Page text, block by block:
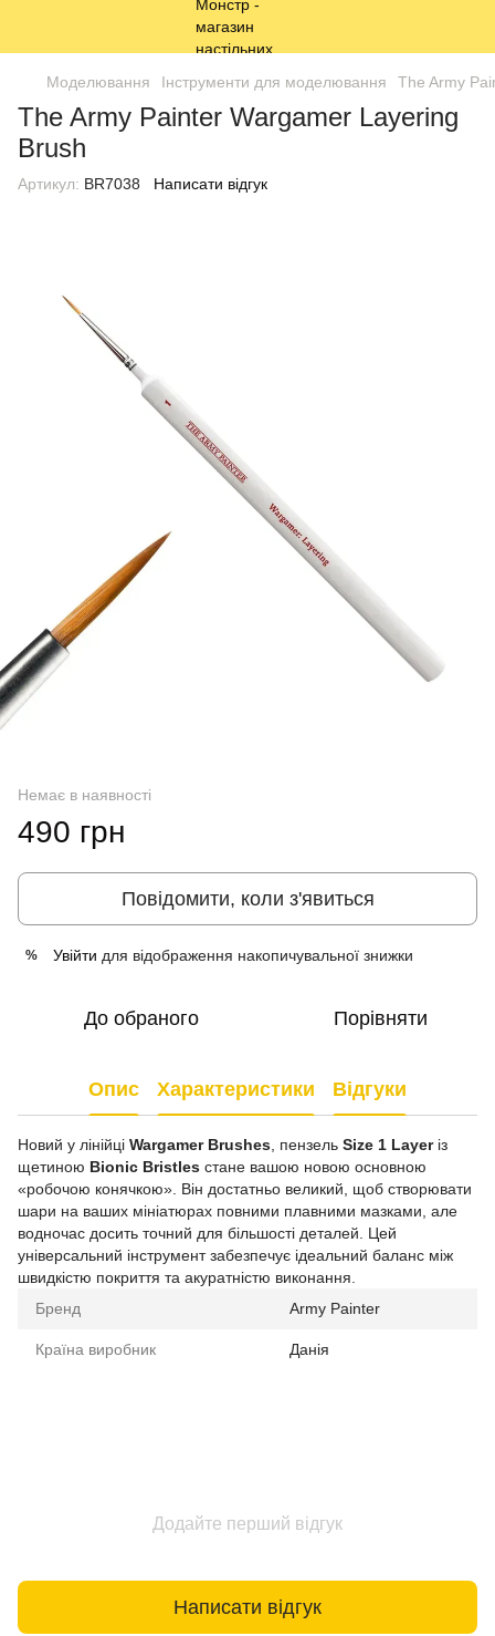
Моделювання Інструменти для моделювання The Army
The Army Painter Wargamer Layering
Brush
Артикул: BR7038 Написати відгук
Немає в наявності
490 грн
Повідомити, коли з'явиться
% Увійти для відображення накопичувальної знижки
До обраного Порівняти
Опис Характеристики Відгуки
Новий у лінійці Wargamer Brushes , пензель Size 1 Layerіз
щетиною Bionic Bristles стане вашою новою основною
«робочою конячкою». Він достатньо великий, щоб створювати
шари на ваших мініатюрах повними плавними мазками, але
водночас досить точний для більшості деталей. Цей
універсальний інструмент забезпечує ідеальний баланс між
швидкістю покриття та акуратністю виконання.
Бренд
Army Painter
Країна виробник Данія
Додайте перший відгук
Написати відгук